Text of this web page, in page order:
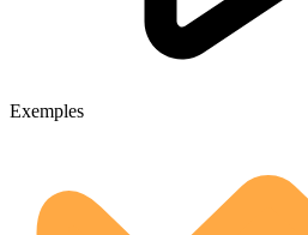
Exemples